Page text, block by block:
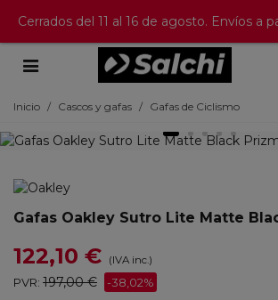
Cerrados del 11 al 16 de agosto. Envíos a
Inicio / Cascos y gafas / Gafas de Ciclismo
Gafas Oakley Sutro Lite Matte
122,10 € (IVA inc.)
PVR: 197,00 € -38,02%